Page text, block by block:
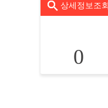
상세정보조회
0